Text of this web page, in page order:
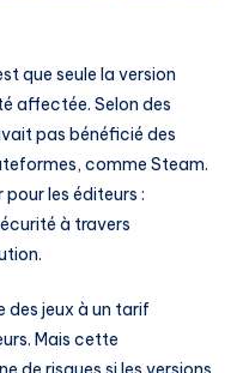
que seule la version
affectée. Selon des
pas bénéficié des
comme Steam.
les éditeurs :
à travers
des jeux à un tarif
Mais cette